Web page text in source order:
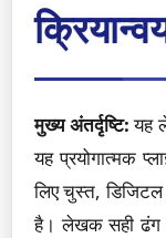
मुख्य अंतर्दृष्टि:यह
यह प्रयोगात्मक
लिए चुस्त, डिजिटल
है। लेखक सही ढंग